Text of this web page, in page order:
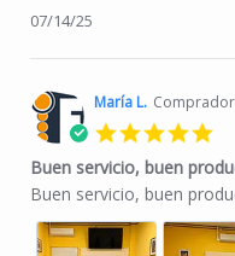
07/14/25
María L.
Buen servicio, buen
Review by María L. on 2
review stating Buen
Buen servicio, buen